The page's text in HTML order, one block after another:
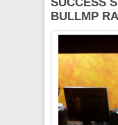
SUCCESS
BULLMP